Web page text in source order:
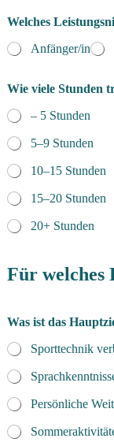
Welches
Anfänger/in
o
r
h
ü
t
e
r
?
N
h
c
t
Wie viele Stunden
– 5 Stunden
5–9 Stunden
10–15 Stunden
15–20 Stunden
20+ Stunden
Für welches
Was ist das
Sporttechnik
Persönliche